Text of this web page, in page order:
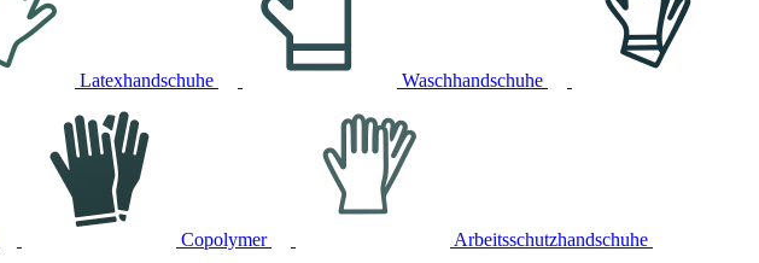
Latexhandschuhe Waschhandschuhe
Copolymer Arbeitsschutzhandschuhe